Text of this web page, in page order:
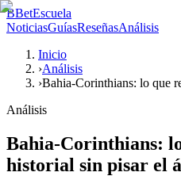
BBetEscuela
NoticiasGuíasReseñasAnálisis
Inicio
›Análisis
›Bahia-Corinthians: lo que
Análisis
Bahia-Corinthians:
historial sin pisar el